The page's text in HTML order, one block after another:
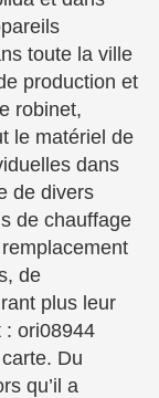
toute la ville
production et
robinet,
le matériel de
dans
de divers
de chauffage
de
plus leur
: ori08944
Du
qu’il a